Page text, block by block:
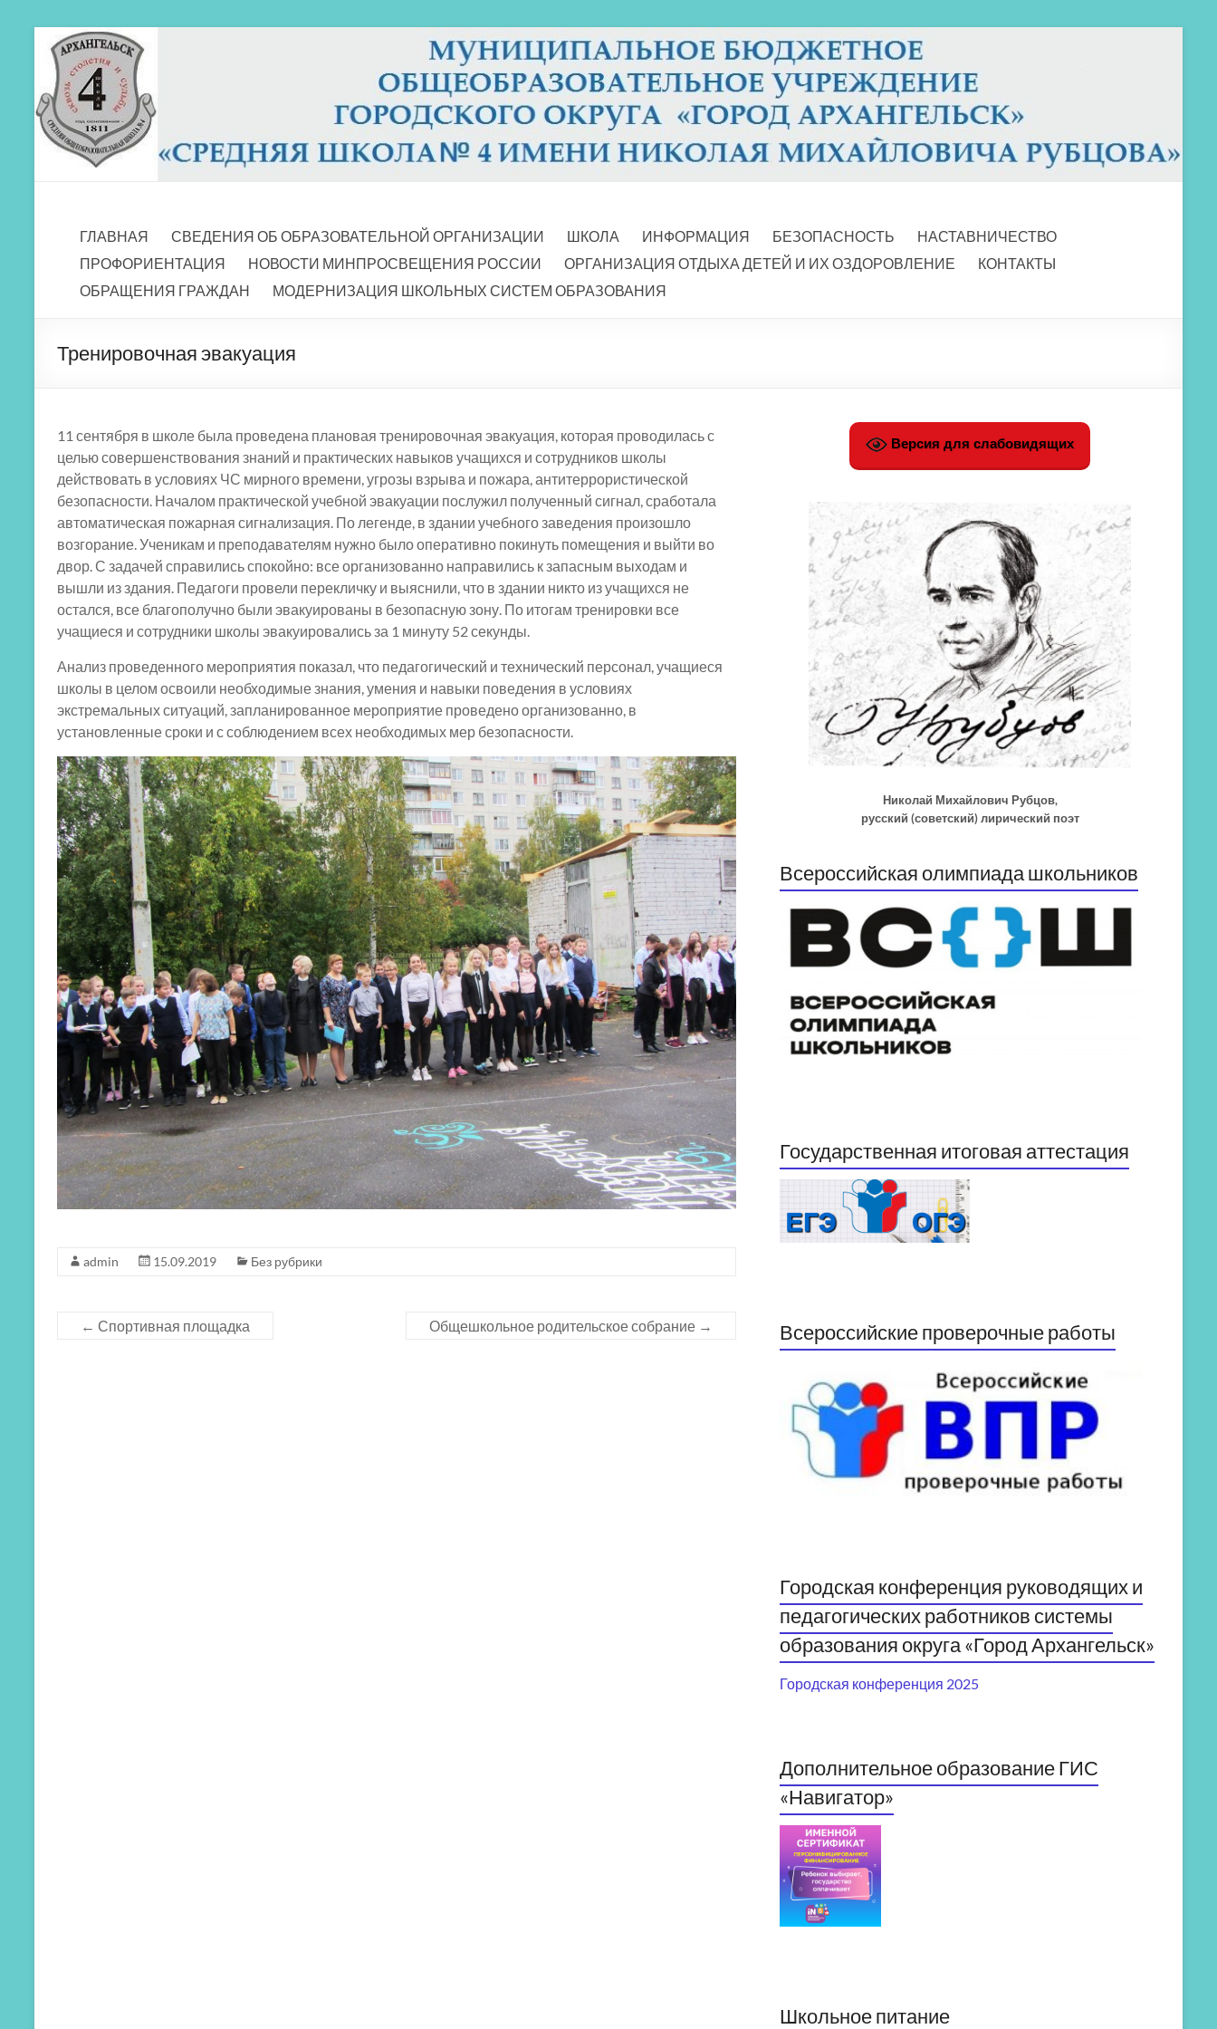
Перейти
содержимому
МБОУ СШ 4
ГЛАВНАЯ
СВЕДЕНИЯ ОБ ОБРАЗОВАТЕЛЬНОЙ ОРГАНИЗАЦИИ ШКОЛА ИНФОРМАЦИЯ БЕЗОПАСНОСТЬ
НАСТАВНИЧЕСТВО
ПРОФОРИЕНТАЦИЯ
НОВОСТИ МИНПРОСВЕЩЕНИЯ РОССИИ ОРГАНИЗАЦИЯ ОТДЫХА ДЕТЕЙ И ИХ ОЗДОРОВЛЕНИЕ
КОНТАКТЫ
ОБРАЩЕНИЯ ГРАЖДАН
МОДЕРНИЗАЦИЯ ШКОЛЬНЫХ СИСТЕМ ОБРАЗОВАНИЯ
Тренировочная эвакуация
11 сентября в школе была проведена плановая тренировочная эвакуация, которая проводилась с
целью совершенствования знаний и практических навыков учащихся и сотрудников школы
действовать в условиях ЧС мирного времени, угрозы взрыва и пожара, антитеррористической
безопасности. Началом практической учебной эвакуации послужил полученный сигнал, сработала
автоматическая пожарная сигнализация. По легенде, в здании учебного заведения произошло
возгорание. Ученикам и преподавателям нужно было оперативно покинуть помещения и выйти во
двор. С задачей справились спокойно: все организованно направились к запасным выходам и
вышли из здания. Педагоги провели перекличку и выяснили, что в здании никто из учащихся не
остался, все благополучно были эвакуированы в безопасную зону. По итогам тренировки все
учащиеся и сотрудники школы эвакуировались за 1 минуту 52 секунды.
Анализ проведенного мероприятия показал, что педагогический и технический персонал, учащиеся
школы в целом освоили необходимые знания, умения и навыки поведения в условиях
экстремальных ситуаций, запланированное мероприятие проведено организованно, в
установленные сроки и с соблюдением всех необходимых мер безопасности.
admin 15.09.2019 Без рубрики
← Спортивная площадка Общешкольное родительское собрание →
Версия для слабовидящих
Николай Михайлович Рубцов,
русский (советский) лирический поэт
Всероссийская олимпиада школьников
Государственная итоговая аттестация
Всероссийские проверочные работы
Городская конференция руководящих и
педагогических работников системы
образования округа «Город Архангельск»
Городская конференция 2025
Дополнительное образование ГИС
«Навигатор»
Школьное питание